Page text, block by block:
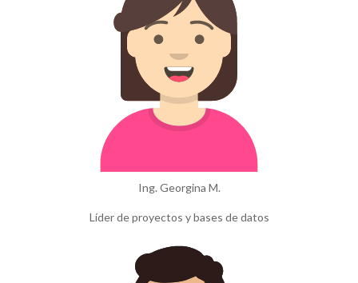
Ing. Georgina M.
Líder de proyectos y bases de datos